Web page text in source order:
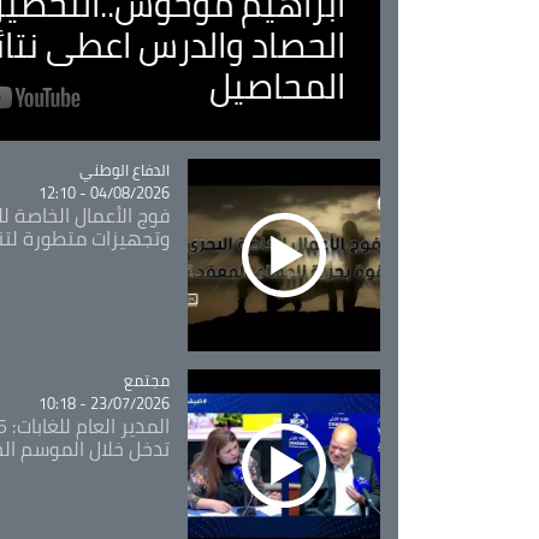
الحصاد والدرس اعطى
المحاصيل
Catégorie
الدفاع الوطني
04/08/2026 - 12:10
فوج الأعمال الخاصة
وتجهيزات متطورة
Catégorie
مجتمع
23/07/2026 - 10:18
تدخل خلال الموسم